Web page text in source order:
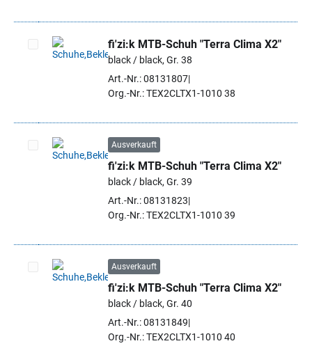
Artikel auswählen
fi'zi:k MTB-Schuh "Terra Clima X2"
black / black, Gr. 38
Art.-Nr.: 08131807
Org.-Nr.: TEX2CLTX1-1010 38
Artikel auswählen
Ausverkauft
fi'zi:k MTB-Schuh "Terra Clima X2"
black / black, Gr. 39
Art.-Nr.: 08131823
Org.-Nr.: TEX2CLTX1-1010 39
Artikel auswählen
Ausverkauft
fi'zi:k MTB-Schuh "Terra Clima X2"
black / black, Gr. 40
Art.-Nr.: 08131849
Org.-Nr.: TEX2CLTX1-1010 40